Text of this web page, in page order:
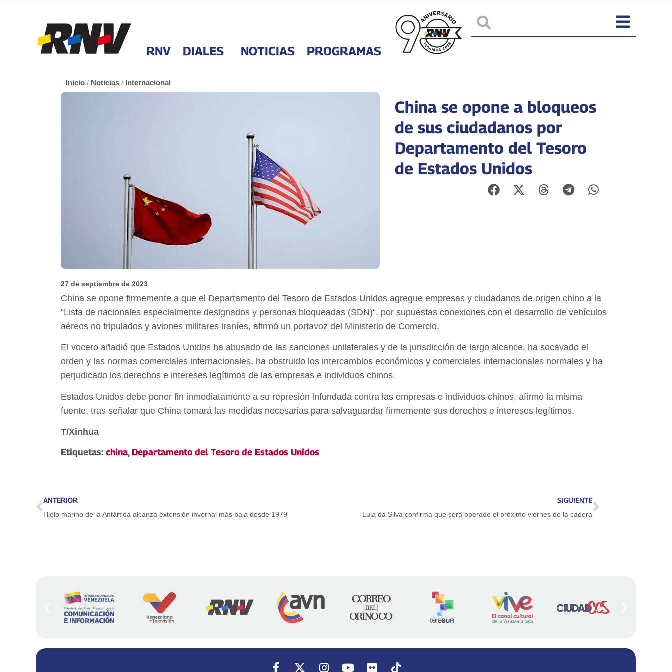
RNV DIALES NOTICIAS PROGRAMAS
Inicio / Noticias / Internacional
China se opone a bloqueos
de sus ciudadanos por
Departamento del Tesoro
de Estados Unidos
27 de septiembre de 2023
China se opone firmemente a que el Departamento del Tesoro de Estados Unidos agregue empresas y ciudadanos de origen chino a la
“Lista de nacionales especialmente designados y personas bloqueadas (SDN)“, por supuestas conexiones con el desarrollo de vehículos
aéreos no tripulados y aviones militares iraníes, afirmó un portavoz del Ministerio de Comercio.
El vocero añadió que Estados Unidos ha abusado de las sanciones unilaterales y de la jurisdicción de largo alcance, ha socavado el
orden y las normas comerciales internacionales, ha obstruido los intercambios económicos y comerciales internacionales normales y ha
perjudicado los derechos e intereses legítimos de las empresas e individuos chinos.
Estados Unidos debe poner fin inmediatamente a su represión infundada contra las empresas e individuos chinos, afirmó la misma
fuente, tras señalar que China tomará las medidas necesarias para salvaguardar firmemente sus derechos e intereses legítimos.
T/Xinhua
Etiquetas: china, Departamento del Tesoro de Estados Unidos
ANTERIOR
Hielo marino de la Antártida alcanza extensión invernal más baja desde 1979
SIGUIENTE
Lula da Silva confirma que será operado el próximo viernes de la cadera